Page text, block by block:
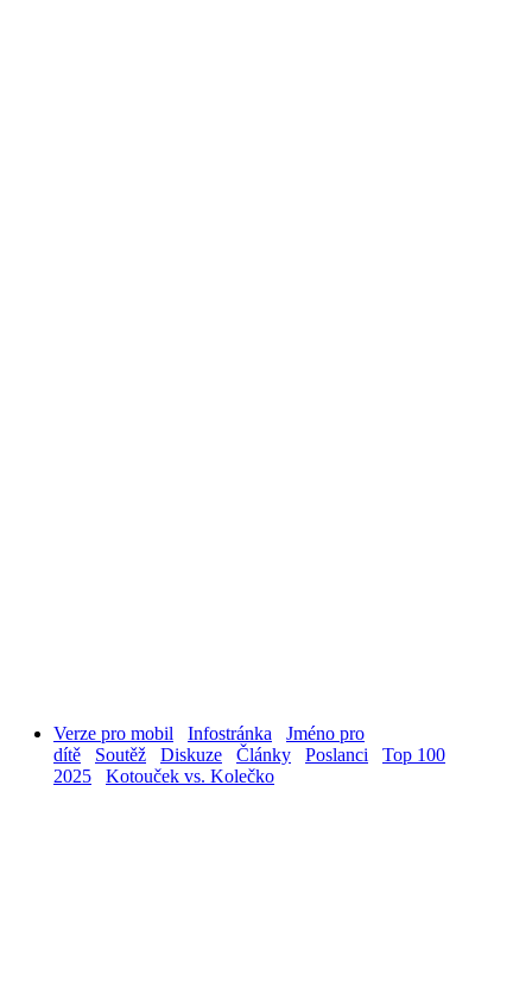
Verze pro mobil Infostránka
Jméno pro
dítě
Soutěž Diskuze Články Poslanci
Top 100
2025
Kotouček vs. Kolečko